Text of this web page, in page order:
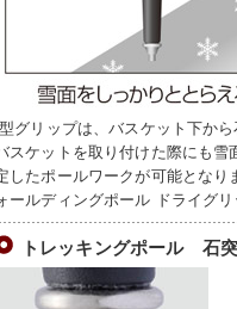
グリップは、バスケット下か
スケットを取り付けた際にも
したポールワークが可能とな
ールディングポール ドライグ
トレッキングポール 石